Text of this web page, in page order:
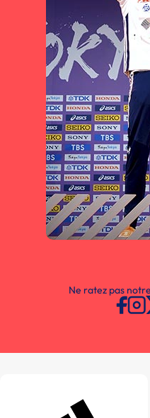
Ne ratez pas